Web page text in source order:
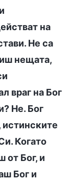
на
Не са
нещата,
враг на Бог
Не. Бог
истинските
Когато
от Бог, и
Бог и